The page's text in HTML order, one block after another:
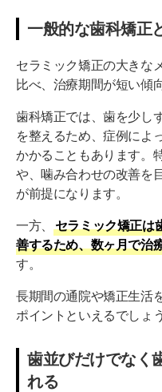
一般的な歯科矯正
セラミック矯正の大きな
比べ、治療期間が短い傾
歯科矯正では、歯を少し
を整えるため、症例によ
かかることもあります。
や、噛み合わせの改善を
が前提になります。
一方、
セラミック矯正は
善するため、数ヶ月で治
す。
長期間の通院や矯正生活
ポイントといえるでしょう
歯並びだけでなく
れる